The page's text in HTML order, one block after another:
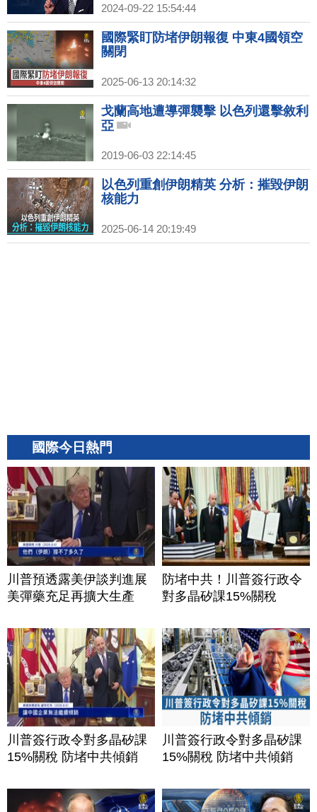
2024-09-22 15:54:44
國際緊盯防堵伊朗報復 中東4國領空
關閉
2025-06-13 20:14:32
戈蘭高地遭導彈襲擊 以色列還擊敘利
亞
2019-06-03 22:14:45
以色列重創伊朗精英 分析：摧毀伊朗
核能力
2025-06-14 20:19:49
國際今日熱門
川普預透露美伊談判進展
美彈藥充足再擴大生產
防堵中共！川普簽行政令
對多晶矽課15%關稅
川普簽行政令對多晶矽課
15%關稅 防堵中共傾銷
川普簽行政令對多晶矽課
15%關稅 防堵中共傾銷